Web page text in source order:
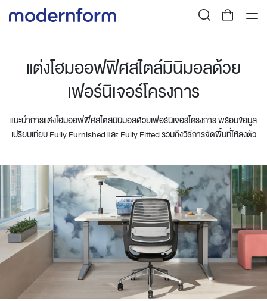
แต่งโฮมออฟฟิศสไตล์มินิมอลด้วย
เฟอร์นิเจอร์โครงการ
แนะนำการแต่งโฮมออฟฟิศสไตล์มินิมอลด้วยเฟอร์นิเจอร์โครงการ พร้อมข้อมูล
เปรียบเทียบ Fully Furnished และ Fully Fitted รวมถึงวิธีการจัดพื้นที่ให้ลงตัว